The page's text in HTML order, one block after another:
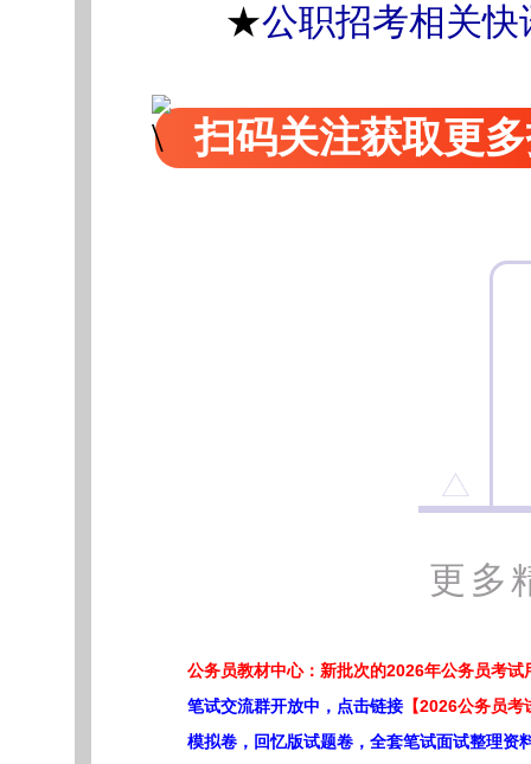
★公职招考相关快
扫码关注获取更
更多
公务员教材中心：新批次的2026年公务员考试
笔试交流群开放中，点击链接 【2026公务员
模拟卷，回忆版试题卷，全套笔试面试整理资